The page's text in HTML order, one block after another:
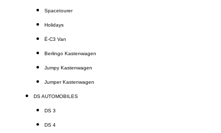
Spacetourer
Holidays
Ë-C3 Van
Berlingo Kastenwagen
Jumpy Kastenwagen
Jumper Kastenwagen
DS AUTOMOBILES
DS 3
DS 4